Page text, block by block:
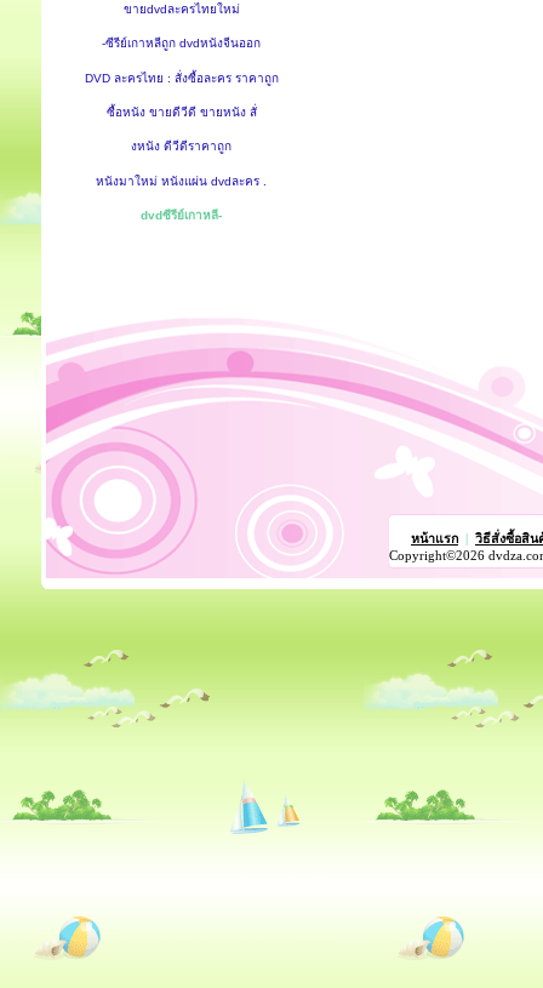
ขายdvdละครไทยใหม่
-ซีรีย์เกาหลีถูก dvdหนังจีนออก
DVD ละครไทย : สั่งซื้อละคร ราคาถูก
ซื้อหนัง ขายดีวีดี ขายหนัง สั่
งหนัง ดีวีดีราคาถูก
หนังมาใหม่ หนังแผ่น dvdละคร .
dvdซีรีย์เกาหลี-
หน้าแรก
วิธีสั่งซื้อสิน
Copyright©2026